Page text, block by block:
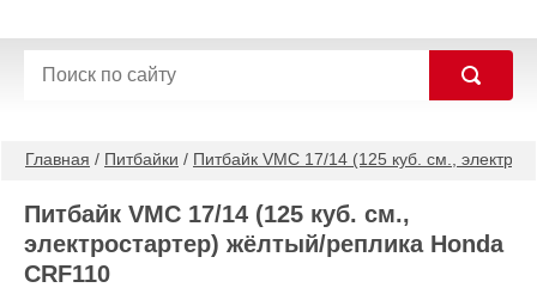
Главная / Питбайки / Питбайк VMC 17/14 (125 куб. см.,
Питбайк VMC 17/14 (125 куб. см.,
электростартер) жёлтый/реплика Honda
CRF110